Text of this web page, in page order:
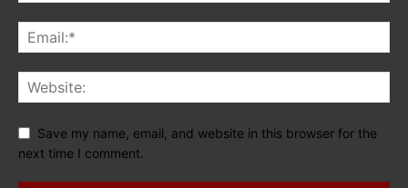
Save my name, email, and website in this browser for the
next time I comment.